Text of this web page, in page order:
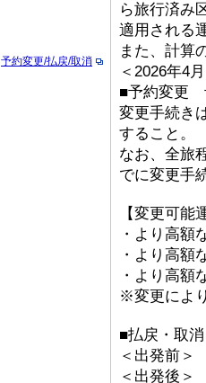
予約変更/払戻/取消
ら旅行済み
適用される
また、計算
＜2026年4
■予約変更
変更手続き
すること。
なお、全旅
でに変更手
【変更可能
・より高額
・より高額
・より高額
※変更によ
■払戻・取消
＜出発前＞
＜出発後